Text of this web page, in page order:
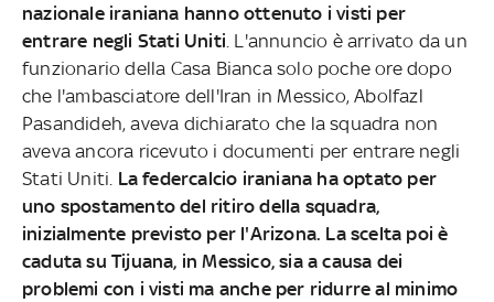
nazionale iraniana hanno ottenuto i visti per
entrare negli Stati Uniti . L'annuncio è arrivato da un
funzionario della Casa Bianca solo poche ore dopo
che l'ambasciatore dell'Iran in Messico, Abolfazl
Pasandideh, aveva dichiarato che la squadra non
aveva ancora ricevuto i documenti per entrare negli
Stati Uniti. La federcalcio iraniana ha optato per
uno spostamento del ritiro della squadra,
inizialmente previsto per l'Arizona. La scelta poi è
caduta su Tijuana, in Messico, sia a causa dei
problemi con i visti ma anche per ridurre al minimo